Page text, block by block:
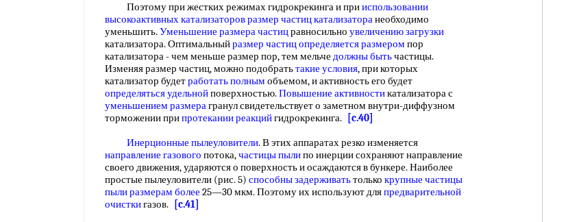
Поэтому при жестких режимах гидрокрекинга и прииспользовании
высокоактивныхкатализаторов размер частиц катализаторанеобходимо
уменьшить.Уменьшение размера частицравносильно увеличению загрузки
катализатора. Оптимальныйразмер частиц определяется размером пор
катализатора - чем меньше размер пор, тем мельче должны бытьчастицы.
Изменяя размер частиц, можно подобратьтакие условия, при которых
катализатор будетработать полным объемом, и активность его будет
определяться удельнойповерхностью.Повышение активностикатализатора с
уменьшением размерагранул свидетельствует о заметном внутри-диффузном
торможении припротекании реакцийгидрокрекинга.
[c.40]
Инерционные пылеуловители. В этих аппаратах резко изменяется
направление газового потока,частицы пылипо инерции сохраняют направление
своего движения, ударяются о поверхность и осаждаются в бункере. Наиболее
простые пылеуловители (рис. 5) способны задерживатьтолько крупные частицы
пылиразмерам более 25—30 мкм. Поэтому их используют дляпредварительной
очисткигазов.
[c.41]